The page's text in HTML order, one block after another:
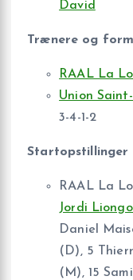
David
Trænere og
RAAL La
Union
3-4-1-2
Startopstillinger
RAAL La
Jordi
Daniel
(D), 5
(M), 15